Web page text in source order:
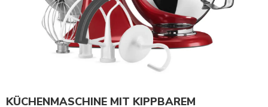
KÜCHENMASCHINE MIT KIPPBAREM